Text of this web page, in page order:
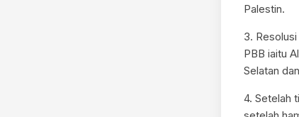
Palestin.
3.
PBB iaitu
Selatan
4. Setelah